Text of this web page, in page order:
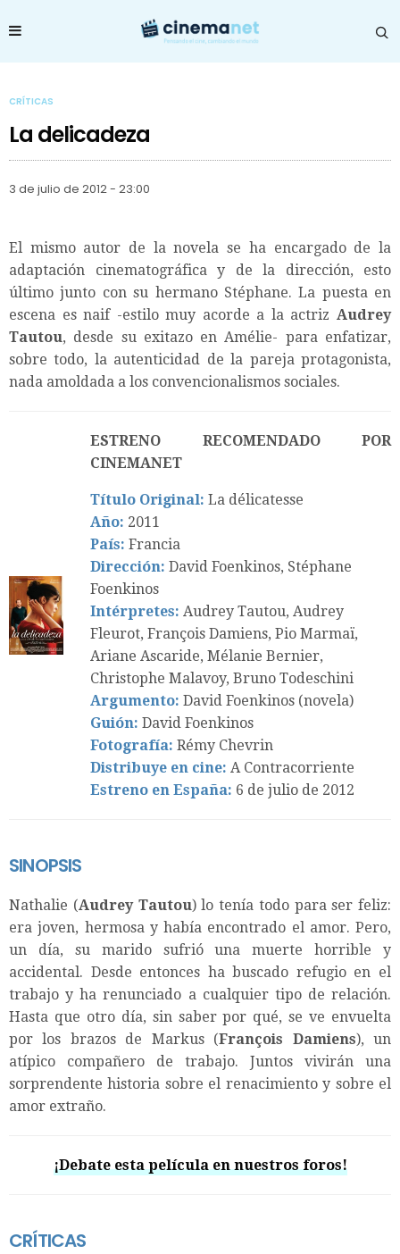
CRÍTICAS
La delicadeza
3 de julio de 2012 - 23:00
El mismo autor de la novela se ha encargado de la
adaptación cinematográfica y de la dirección, esto
último junto con su hermano Stéphane. La puesta en
escena es naif -estilo muy acorde a la actriz Audrey
Tautou, desde su exitazo en Amélie- para enfatizar,
sobre todo, la autenticidad de la pareja protagonista,
nada amoldada a los convencionalismos sociales.
ESTRENO RECOMENDADO POR
CINEMANET
Título Original: La délicatesse
Año: 2011
País: Francia
Dirección: David Foenkinos, Stéphane
Foenkinos
Intérpretes: Audrey Tautou, Audrey
Fleurot, François Damiens, Pio Marmaï,
Ariane Ascaride, Mélanie Bernier,
Christophe Malavoy, Bruno Todeschini
Argumento: David Foenkinos (novela)
Guión: David Foenkinos
Fotografía: Rémy Chevrin
Distribuye en cine: A Contracorriente
Estreno en España: 6 de julio de 2012
SINOPSIS
Nathalie (Audrey Tautou) lo tenía todo para ser feliz:
era joven, hermosa y había encontrado el amor. Pero,
un día, su marido sufrió una muerte horrible y
accidental. Desde entonces ha buscado refugio en el
trabajo y ha renunciado a cualquier tipo de relación.
Hasta que otro día, sin saber por qué, se ve envuelta
por los brazos de Markus (François Damiens), un
atípico compañero de trabajo. Juntos vivirán una
sorprendente historia sobre el renacimiento y sobre el
amor extraño.
¡Debate esta película en nuestros foros!
CRÍTICAS